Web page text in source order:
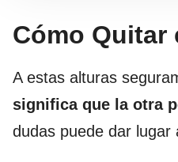
Cómo Quitar
A estas alturas
significa que la otra
dudas puede dar lugar